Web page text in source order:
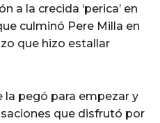
a la crecida ‘perica’ en
culminó Pere Milla en
que hizo estallar
la pegó para empezar y
que disfrutó por